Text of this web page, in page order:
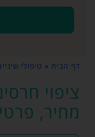
דף הבית » טיפולי
ציפוי
מחיר,